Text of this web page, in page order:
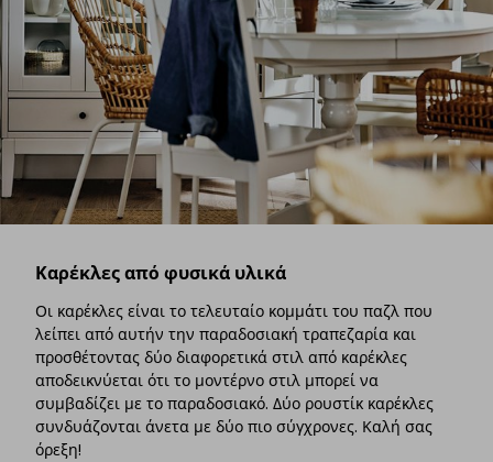
Καρέκλες από φυσικά υλικά
Οι καρέκλες είναι το τελευταίο κομμάτι του παζλ που
λείπει από αυτήν την παραδοσιακή τραπεζαρία και
προσθέτοντας δύο διαφορετικά στιλ από καρέκλες
αποδεικνύεται ότι το μοντέρνο στιλ μπορεί να
συμβαδίζει με το παραδοσιακό. Δύο ρουστίκ καρέκλες
συνδυάζονται άνετα με δύο πιο σύγχρονες. Καλή σας
όρεξη!